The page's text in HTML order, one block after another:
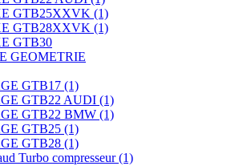
GTB25XXVK (1)
GTB28XXVK (1)
GTB30
GEOMETRIE
GTB17 (1)
GTB22 AUDI (1)
GTB22 BMW (1)
GTB25 (1)
GTB28 (1)
Turbo compresseur(1)